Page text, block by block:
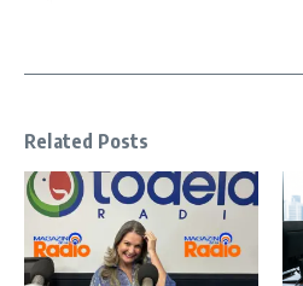
Related Posts